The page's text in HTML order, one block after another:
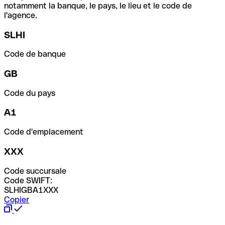
notamment la banque, le pays, le lieu et le code de
l'agence.
SLHI
Code de banque
GB
Code du pays
A1
Code d'emplacement
XXX
Code succursale
Code SWIFT:
SLHIGBA1XXX
Copier